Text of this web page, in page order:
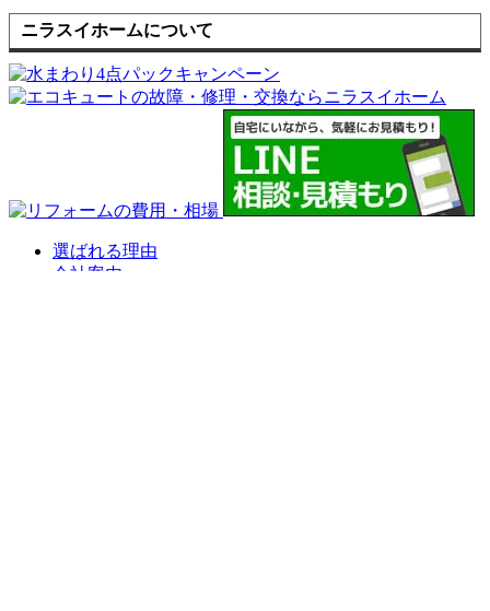
ニラスイホームについて
選ばれる理由
会社案内